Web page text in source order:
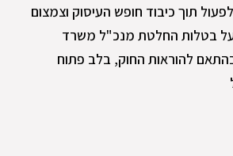
תוך כיבוד חופש העיסוק וצמצום
בטלות החלטת מנכ"ל משרד
להוראות החוק, בלב פתוח